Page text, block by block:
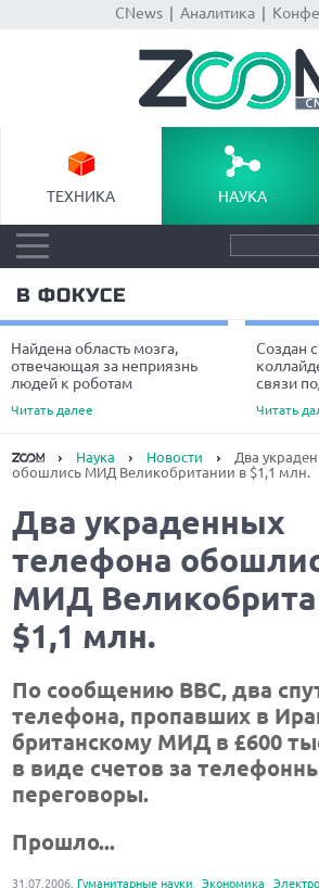
CNews| Аналитика|
ТЕХНИКА НАУКА
В ФОКУСЕ
Найдена область мозга,
отвечающая за неприязнь
людей к роботам
Читать далее
Создан
связи
Читать
Наука Новости
Два
обошлись МИД Великобритании в $1,1 млн.
Два украденных
телефона
МИД
$1,1 млн.
По сообщению BBC, два
телефона, пропавших в
британскому МИД в £600
в виде счетов за
переговоры.
Прошло...
Гуманитарные науки Экономика
31.07.2006,